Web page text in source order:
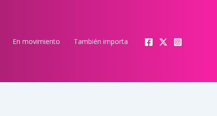
En movimiento También importa